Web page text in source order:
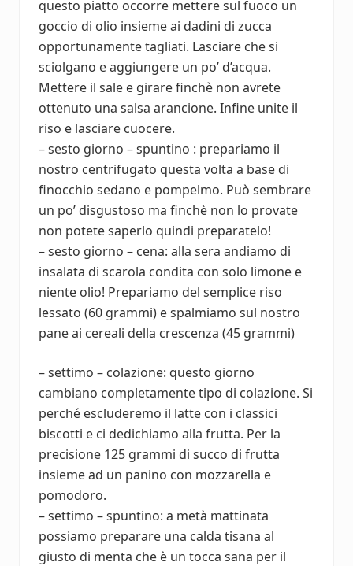
questo piatto occorre mettere sul fuoco un
goccio di olio insieme ai dadini di zucca
opportunamente tagliati. Lasciare che si
sciolgano e aggiungere un po’ d’acqua.
Mettere il sale e girare finchè non avrete
ottenuto una salsa arancione. Infine unite il
riso e lasciare cuocere.
– sesto giorno – spuntino : prepariamo il
nostro centrifugato questa volta a base di
finocchio sedano e pompelmo. Può sembrare
un po’ disgustoso ma finchè non lo provate
non potete saperlo quindi preparatelo!
– sesto giorno – cena: alla sera andiamo di
insalata di scarola condita con solo limone e
niente olio! Prepariamo del semplice riso
lessato (60 grammi) e spalmiamo sul nostro
pane ai cereali della crescenza (45 grammi)
– settimo – colazione: questo giorno
cambiano completamente tipo di colazione. Si
perché escluderemo il latte con i classici
biscotti e ci dedichiamo alla frutta. Per la
precisione 125 grammi di succo di frutta
insieme ad un panino con mozzarella e
pomodoro.
– settimo – spuntino: a metà mattinata
possiamo preparare una calda tisana al
giusto di menta che è un tocca sana per il